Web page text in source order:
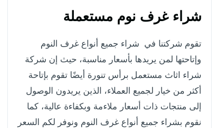
شراء غرف نوم مستعملة
تقوم شركتنا في شراء جميع أنواع غرف النوم
وإتاحتها لمن يريدها بأسعار مناسبة، حيث إن شركة
شراء اثاث مستعمل برأس تنورة أيضًا تقوم بإتاحة
أكثر من خيار لجميع العملاء، الذين يريدون الوصول
إلى منتجات ذات أسعار ملاءمة وبكفاءة عالية، كما
نقوم بشراء جميع أنواع غرف النوم ونوفر لكم السعر